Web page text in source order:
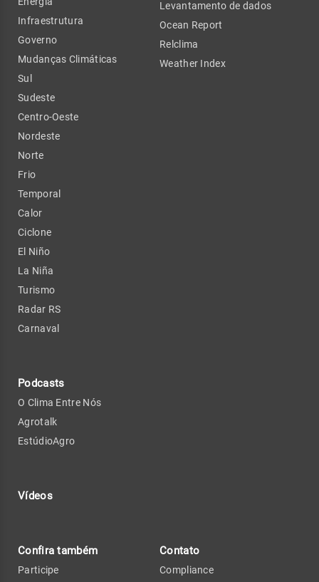
Infraestrutura
Governo
Mudanças Climáticas
Sul
Sudeste
Centro-Oeste
Nordeste
Norte
Frio
Temporal
Calor
Ciclone
El Niño
La Niña
Turismo
Radar RS
Carnaval
Podcasts
O Clima Entre Nós
Agrotalk
EstúdioAgro
Vídeos
Levantamento de dados
Ocean Report
Relclima
Weather Index
Confira também
Participe
Contato
Compliance